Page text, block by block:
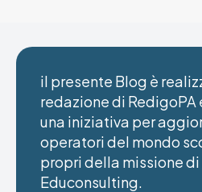
il presente Blog è
redazione di RedigoPA
una iniziativa per
operatori del mondo
propri della missione
Educonsulting.